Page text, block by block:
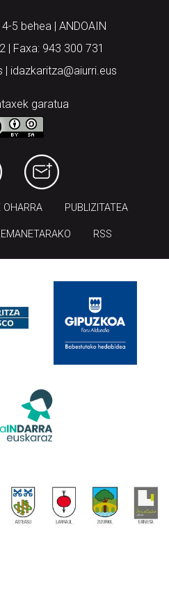
5 behea | ANDOAIN
| Faxa: 943 300 731
| idazkaritza@aiurri.eus
garatua
OHARRA PUBLIZITATEA
RSS